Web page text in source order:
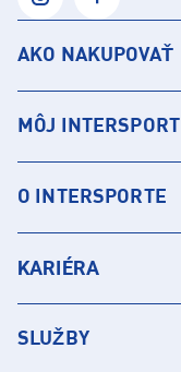
AKO NAKUPOVAŤ
MÔJ INTERSPORT
O INTERSPORTE
KARIÉRA
SLUŽBY